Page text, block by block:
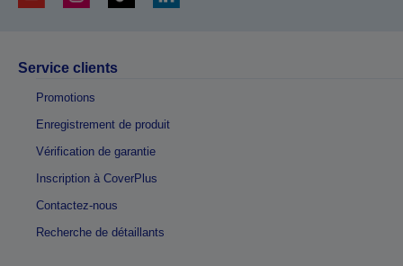
Service clients
Promotions
Enregistrement de produit
Vérification de garantie
Inscription à CoverPlus
Contactez-nous
Recherche de détaillants